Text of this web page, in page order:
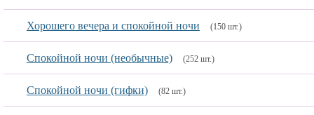
Хорошего вечера и спокойной ночи (150 шт.)
Спокойной ночи (необычные) (252 шт.)
Спокойной ночи (гифки) (82 шт.)